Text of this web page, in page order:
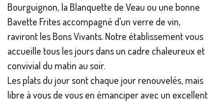
Bourguignon, la Blanquette de Veau ou une bonne
Bavette Frites accompagné d'un verre de vin,
raviront les Bons Vivants. Notre établissement vous
accueille tous les jours dans un cadre chaleureux et
convivial du matin au soir.
Les plats du jour sont chaque jour renouvelés, mais
libre à vous de vous en émanciper avec un excellent